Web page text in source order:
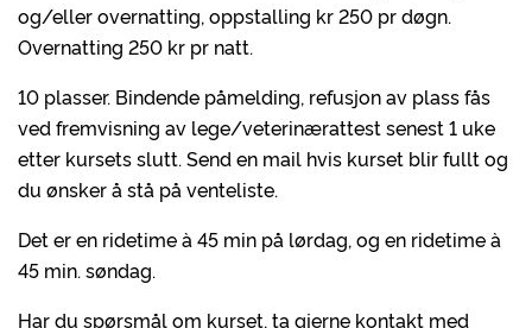
og/eller overnatting, oppstalling kr 250 pr døgn.
Overnatting 250 kr pr natt.
10 plasser. Bindende påmelding, refusjon av plass fås
ved fremvisning av lege/veterinærattest senest 1 uke
etter kursets slutt. Send en mail hvis kurset blir fullt og
du ønsker å stå på venteliste.
Det er en ridetime à 45 min på lørdag, og en ridetime à
45 min. søndag.
Har du spørsmål om kurset, ta gjerne kontakt med